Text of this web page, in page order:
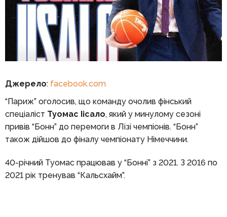
Джерело: facebook.com
“Париж” оголосив, що команду очолив фінський
спеціаліст Туомас Іісало, який у минулому сезоні
привів “Бонн” до перемоги в Лізі чемпіонів. “Бонн”
також дійшов до фіналу чемпіонату Німеччини.
40-річний Туомас працював у “Бонні” з 2021. З 2016 по
2021 рік тренував “Кальсхайм”.